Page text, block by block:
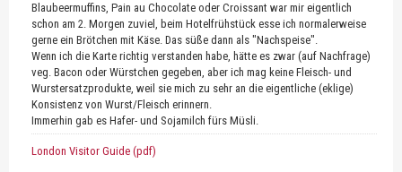
Blaubeermuffins, Pain au Chocolate oder Croissant war mir eigentlich
schon am 2. Morgen zuviel, beim Hotelfrühstück esse ich normalerweise
gerne ein Brötchen mit Käse. Das süße dann als "Nachspeise".
Wenn ich die Karte richtig verstanden habe, hätte es zwar (auf Nachfrage)
veg. Bacon oder Würstchen gegeben, aber ich mag keine Fleisch- und
Wurstersatzprodukte, weil sie mich zu sehr an die eigentliche (eklige)
Konsistenz von Wurst/Fleisch erinnern.
Immerhin gab es Hafer- und Sojamilch fürs Müsli.
London Visitor Guide (pdf)